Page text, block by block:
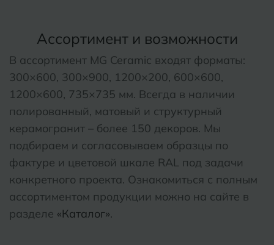
Ассортимент и возможности
В ассортимент MG Ceramic входят форматы:
300×600, 300×900, 1200×200, 600×600,
1200×600, 735×735 мм. Всегда в наличии
полированный, матовый и структурный
керамогранит – более 150 декоров. Мы
подбираем и согласовываем образцы по
фактуре и цветовой шкале RAL под задачи
конкретного проекта. Ознакомиться с полным
ассортиментом продукции можно на сайте в
разделе «Каталог».